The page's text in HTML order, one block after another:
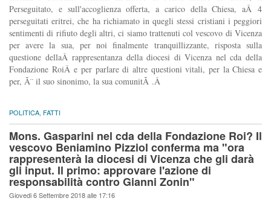
Perseguitato, e sull'accoglienza offerta, a carico della Chiesa, aÂ 4
perseguitati eritrei, che ha richiamato in quegli stessi cristiani i peggiori
sentimenti di rifiuto degli altri, ci siamo trattenuti col vescovo di Vicenza
per avere la sua, per noi finalmente tranquillizzante, risposta sulla
questione dellaÂ rappresentanza della diocesi di Vicenza nel cda della
Fondazione RoiÂ e per parlare di altre questioni vitali, per la Chiesa e
per, Ã¨ il suo sinonimo, la sua comunitÃ .Â
POLITICA, FATTI
Mons. Gasparini nel cda della Fondazione Roi? Il
vescovo Beniamino Pizziol conferma ma "ora
rappresenterà la diocesi di Vicenza che gli darà
gli input. Il primo: approvare l'azione di
responsabilità contro Gianni Zonin"
Giovedi 6 Settembre 2018 alle 17:16